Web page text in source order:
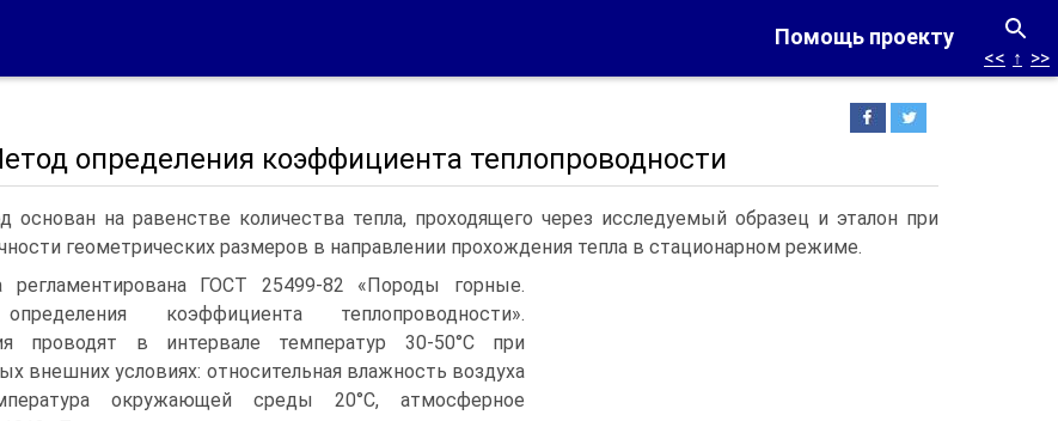
Помощь проекту
<< ↑ >>
определения коэффициента теплопроводности
основан на равенстве количества тепла, проходящего через исследуемый образец и эталон при
геометрических размеров в направлении прохождения тепла в стационарном режиме.
регламентирована ГОСТ 25499-82 «Породы горные.
коэффициента теплопроводности».
проводят в интервале температур 30-50°С при
внешних условиях: относительная влажность воздуха
окружающей среды 20°С, атмосферное